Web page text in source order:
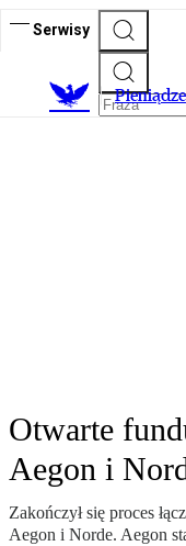
Serwisy
Pieniądze
Otwarte
Aegon i
Zakończył się proces
Aegon i Norde. Aegon